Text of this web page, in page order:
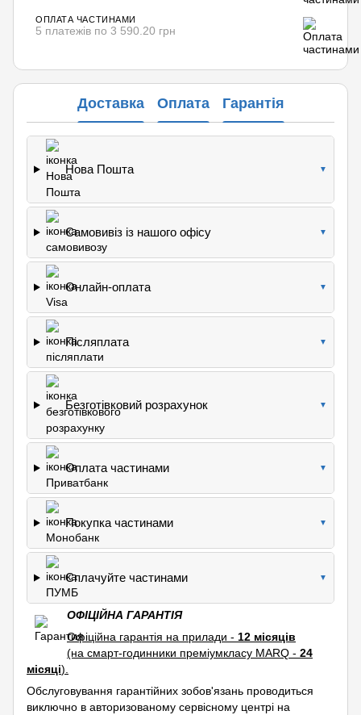
ОПЛАТА ЧАСТИНАМИ
5 платежів по 3 590.20 грн
Доставка Оплата Гарантія
Нова Пошта ▼
Самовивіз із нашого офісу ▼
Онлайн-оплата ▼
Післяплата ▼
Безготівковий розрахунок ▼
Оплата частинами ▼
Покупка частинами ▼
Сплачуйте частинами ▼
ОФІЦІЙНА ГАРАНТІЯ
Офіційна гарантія на прилади - 12 місяців
(на смарт-годинники преміумкласу MARQ - 24
місяці).
Обслуговування гарантійних зобов'язань проводиться
виключно в авторизованому сервісному центрі на